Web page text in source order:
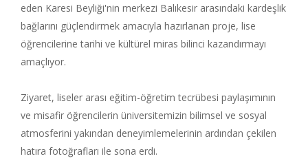
eden Karesi Beyliği'nin merkezi Balıkesir arasındaki kardeşlik
bağlarını güçlendirmek amacıyla hazırlanan proje, lise
öğrencilerine tarihi ve kültürel miras bilinci kazandırmayı
amaçlıyor.
Ziyaret, liseler arası eğitim-öğretim tecrübesi paylaşımının
ve misafir öğrencilerin üniversitemizin bilimsel ve sosyal
atmosferini yakından deneyimlemelerinin ardından çekilen
hatıra fotoğrafları ile sona erdi.